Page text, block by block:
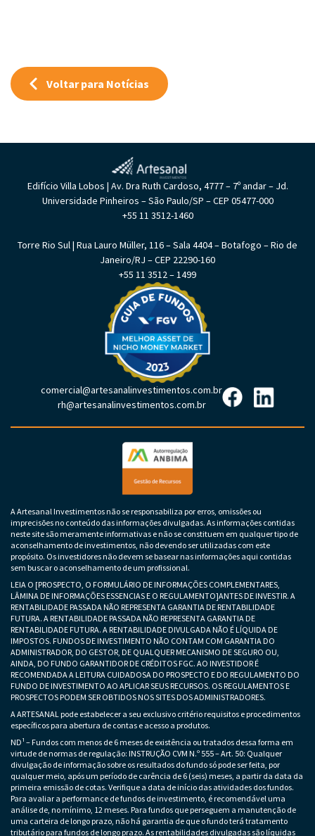
Voltar para Notícias
Edifício Villa Lobos | Av. Dra Ruth Cardoso, 4777 – 7º andar – Jd.
Universidade Pinheiros – São Paulo/SP – CEP 05477-000
+55 11 3512-1460
Torre Rio Sul | Rua Lauro Müller, 116 – Sala 4404 – Botafogo – Rio de
Janeiro/RJ – CEP 22290-160
+55 11 3512 – 1499
comercial@artesanalinvestimentos.com.br
rh@artesanalinvestimentos.com.br
A Artesanal Investimentos não se responsabiliza por erros, omissões ou
imprecisões no conteúdo das informações divulgadas. As informações contidas
neste site são meramente informativas e não se constituem em qualquer tipo de
aconselhamento de investimentos, não devendo ser utilizadas com este
propósito. Os investidores não devem se basear nas informações aqui contidas
sem buscar o aconselhamento de um profissional.
LEIA O [PROSPECTO, O FORMULÁRIO DE INFORMAÇÕES COMPLEMENTARES,
LÂMINA DE INFORMAÇÕES ESSENCIAS E O REGULAMENTO]ANTES DE INVESTIR. A
RENTABILIDADE PASSADA NÃO REPRESENTA GARANTIA DE RENTABILIDADE
FUTURA. A RENTABILIDADE PASSADA NÃO REPRESENTA GARANTIA DE
RENTABILIDADE FUTURA. A RENTABILIDADE DIVULGADA NÃO É LÍQUIDA DE
IMPOSTOS. FUNDOS DE INVESTIMENTO NÃO CONTAM COM GARANTIA DO
ADMINISTRADOR, DO GESTOR, DE QUALQUER MECANISMO DE SEGURO OU,
AINDA, DO FUNDO GARANTIDOR DE CRÉDITOS FGC. AO INVESTIDOR É
RECOMENDADA A LEITURA CUIDADOSA DO PROSPECTO E DO REGULAMENTO DO
FUNDO DE INVESTIMENTO AO APLICAR SEUS RECURSOS. OS REGULAMENTOS E
PROSPECTOS PODEM SER OBTIDOS NOS SITES DOS ADMINISTRADORES.
A ARTESANAL pode estabelecer a seu exclusivo critério requisitos e procedimentos
específicos para abertura de contas e acesso a produtos.
ND¹ – Fundos com menos de 6 meses de existência ou tratados dessa forma em
virtude de normas de regulação: INSTRUÇÃO CVM N.º 555 – Art. 50: Qualquer
divulgação de informação sobre os resultados do fundo só pode ser feita, por
qualquer meio, após um período de carência de 6 (seis) meses, a partir da data da
primeira emissão de cotas. Verifique a data de início das atividades dos fundos.
Para avaliar a performance de fundos de investimento, é recomendável uma
análise de, no mínimo, 12 meses. Para fundos que perseguem a manutenção de
uma carteira de longo prazo, não há garantia de que o fundo terá tratamento
tributário para fundos de longo prazo. As rentabilidades divulgadas são líquidas